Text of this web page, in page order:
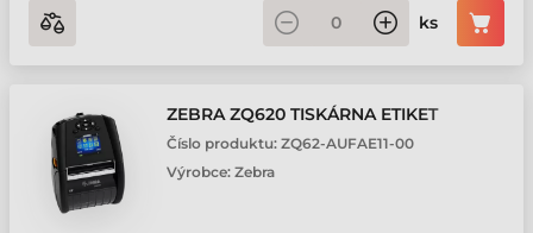
ks
ZEBRA ZQ620 TISKÁRNA ETIKET
Číslo produktu: ZQ62-AUFAE11-00
Výrobce: Zebra